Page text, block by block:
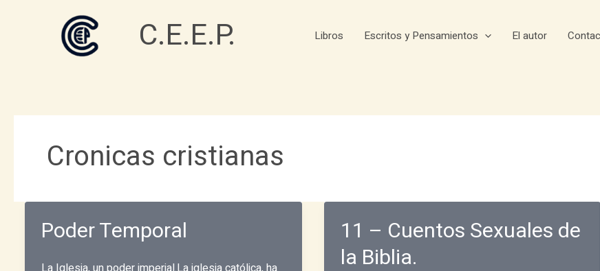
C.E.E.P. Libros Escritos y Pensamientos El autor
Cronicas cristianas
Poder Temporal
11 – Cuentos Sexuales de
la Biblia.